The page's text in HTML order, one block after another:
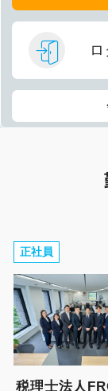
正社員
税理士法人